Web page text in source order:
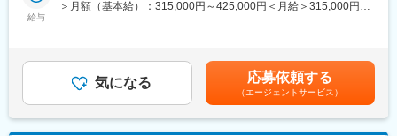
・所長補佐（２～３年目）
お客さまアドバイザーの採用、指導・育成、同行・営業支援等、
営業所の経営に必要な知見を培い、FP等の必須資格を取得した
顧客の財務分析を行い、特性に合わせて融資やデリバティブ取
引、シンジケートローン組成などの提案・セールス・経営相談・
アドバイス、創業支援、再生支援などの総合的な金融サービスを
給与
＞月額（基本給）：315,000円～425,000円＜月給＞315,000円～
安の金額であり、選考を通じて上下する可能性があります。月給
(月額)は固定手当を含めた表記です。
気になる 応募依頼する
（エージェントサービス）